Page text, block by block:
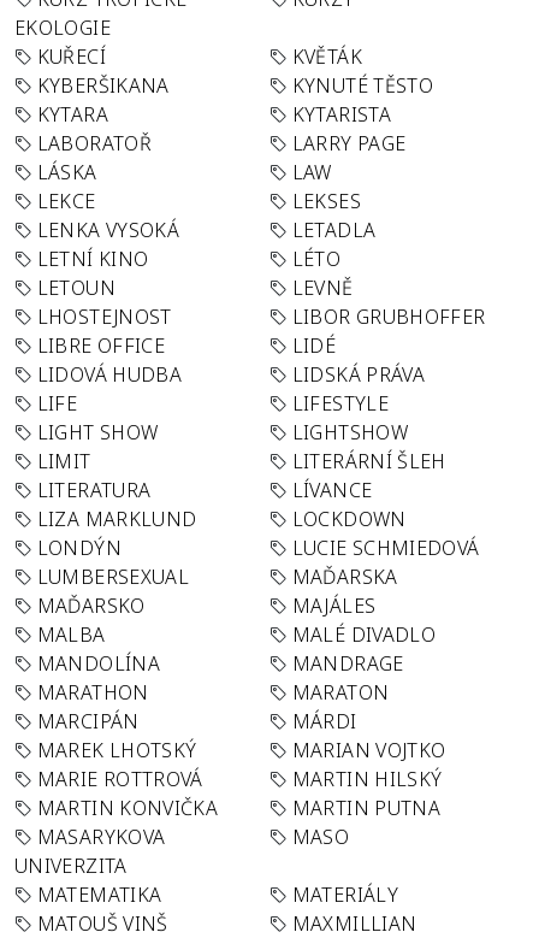
EKOLOGIE
KUŘECÍ
KVĚTÁK
KYBERŠIKANA
KYNUTÉ TĚSTO
KYTARA
KYTARISTA
LABORATOŘ
LARRY PAGE
LÁSKA
LAW
LEKCE
LEKSES
LENKA VYSOKÁ
LETADLA
LETNÍ KINO
LÉTO
LETOUN
LEVNĚ
LHOSTEJNOST
LIBOR GRUBHOFFER
LIBRE OFFICE
LIDÉ
LIDOVÁ HUDBA
LIDSKÁ PRÁVA
LIFE
LIFESTYLE
LIGHT SHOW
LIGHTSHOW
LIMIT
LITERÁRNÍ ŠLEH
LITERATURA
LÍVANCE
LIZA MARKLUND
LOCKDOWN
LONDÝN
LUCIE SCHMIEDOVÁ
LUMBERSEXUAL
MAĎARSKA
MAĎARSKO
MAJÁLES
MALBA
MALÉ DIVADLO
MANDOLÍNA
MANDRAGE
MARATHON
MARATON
MARCIPÁN
MÁRDI
MAREK LHOTSKÝ
MARIAN VOJTKO
MARIE ROTTROVÁ
MARTIN HILSKÝ
MARTIN KONVIČKA
MARTIN PUTNA
MASARYKOVA
UNIVERZITA
MASO
MATEMATIKA
MATERIÁLY
MATOUŠ VINŠ
MAXMILLIAN